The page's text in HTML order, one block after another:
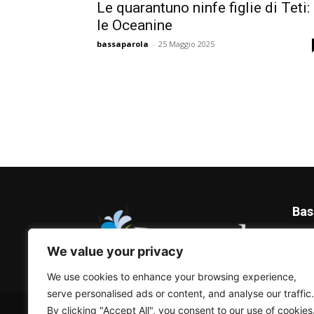
We value your privacy
We use cookies to enhance your browsing experience,
serve personalised ads or content, and analyse our traffic.
By clicking "Accept All", you consent to our use of cookies.
Le quarantuno ninfe figlie di Teti:
le Oceanine
bassaparola - 25 Maggio 2025
© Bassaparola.it 2015-2025